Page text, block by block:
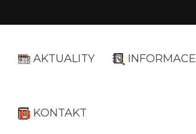
AKTUALITY INFORMACE
KONTAKT